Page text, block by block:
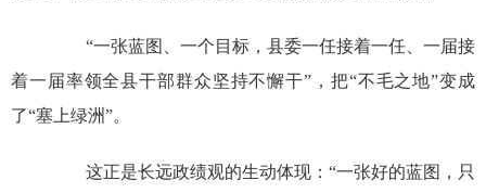
“一张蓝图、一个目标，县委一任接着一任、一届接
着一届率领全县干部群众坚持不懈干”，把“不毛之地”变成
了“塞上绿洲”。
这正是长远政绩观的生动体现：“一张好的蓝图，只